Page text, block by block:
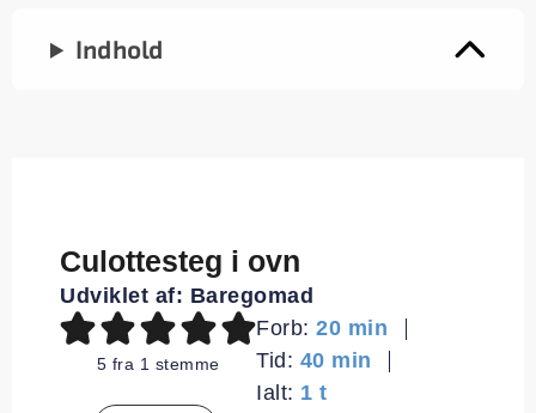
Indhold
Culottesteg i ovn
Udviklet af: Baregomad
5 fra 1 stemme
Forb:20minutter
min
Tid: 40minutter
min
Ialt: 1 time
t